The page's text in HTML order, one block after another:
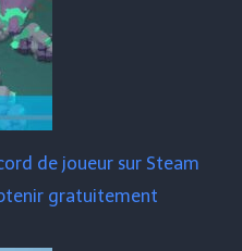
de joueur sur Steam
gratuitement